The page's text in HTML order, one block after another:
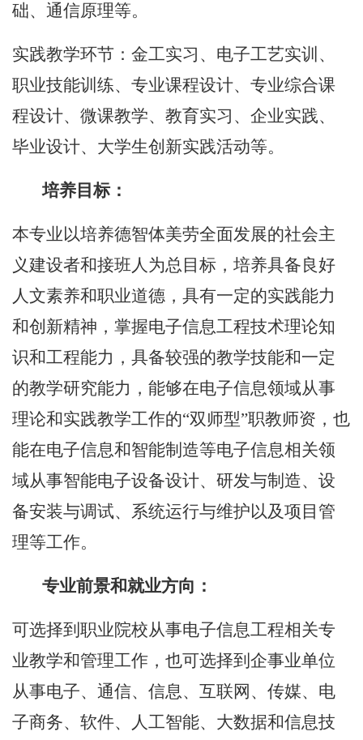
础、通信原理等。
实践教学环节：金工实习、电子工艺实训、
职业技能训练、专业课程设计、专业综合课
程设计、微课教学、教育实习、企业实践、
毕业设计、大学生创新实践活动等。
培养目标：
本专业以培养德智体美劳全面发展的社会主
义建设者和接班人为总目标，培养具备良好
人文素养和职业道德，具有一定的实践能力
和创新精神，掌握电子信息工程技术理论知
识和工程能力，具备较强的教学技能和一定
的教学研究能力，能够在电子信息领域从事
理论和实践教学工作的“双师型”职教师资，也
能在电子信息和智能制造等电子信息相关领
域从事智能电子设备设计、研发与制造、设
备安装与调试、系统运行与维护以及项目管
理等工作。
专业前景和就业方向：
可选择到职业院校从事电子信息工程相关专
业教学和管理工作，也可选择到企事业单位
从事电子、通信、信息、互联网、传媒、电
子商务、软件、人工智能、大数据和信息技